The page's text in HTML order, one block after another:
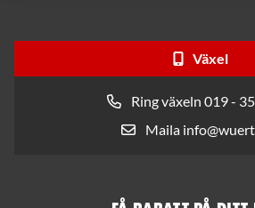
Växel
Ring växeln 019 -
Maila